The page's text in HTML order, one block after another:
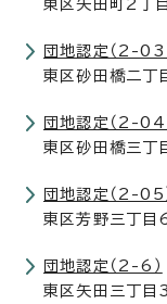
東区矢田町2丁
団地認定（2-03
東区砂田橋二丁
団地認定（2-04
東区砂田橋三丁
団地認定（2-05
東区芳野三丁目
団地認定（2-6）
東区矢田三丁目